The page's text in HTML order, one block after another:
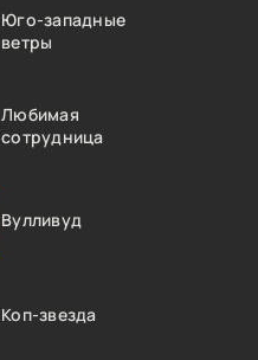
Юго-западные
ветры
Любимая
сотрудница
Вулливуд
Коп-звезда